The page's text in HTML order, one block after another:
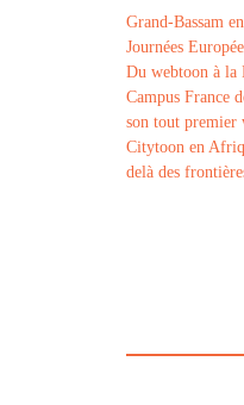
Grand-Bassam
Journées
Du webtoon à la
Campus France
son tout premier
Citytoon en
delà des